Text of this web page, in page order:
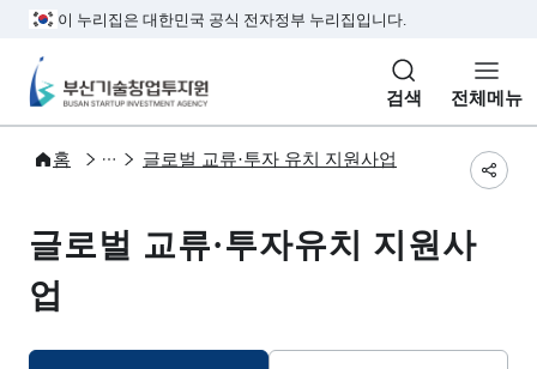
본문 바로가기
주메뉴 바로가기
서브메뉴 바로가기
하단메뉴 바로가기
이 누리집은 대한민국 공식 전자정부 누리집입니다.
부산기술창업투자원
검색 전체메뉴
홈
사업안내
글로벌협력 글로벌 교류·투자 유치 지원사업
공
글로벌 교류·투자유치 지원사
업